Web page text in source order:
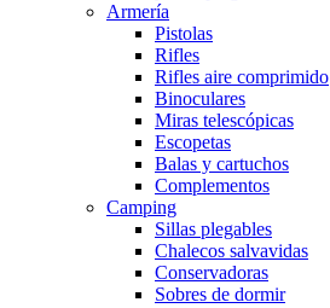
Armería
Pistolas
Rifles
Rifles aire comprimido
Binoculares
Miras telescópicas
Escopetas
Balas y cartuchos
Complementos
Camping
Sillas plegables
Chalecos salvavidas
Conservadoras
Sobres de dormir